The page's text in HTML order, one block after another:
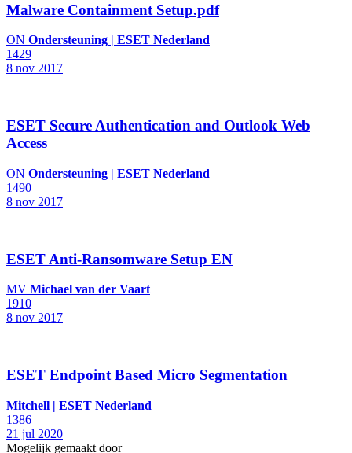
Malware Containment Setup.pdf
ON Ondersteuning | ESET Nederland
1429
8 nov 2017
ESET Secure Authentication and Outlook Web
Access
ON Ondersteuning | ESET Nederland
1490
8 nov 2017
ESET Anti-Ransomware Setup EN
MV Michael van der Vaart
1910
8 nov 2017
ESET Endpoint Based Micro Segmentation
Mitchell | ESET Nederland
1386
21 jul 2020
Mogelijk gemaakt door